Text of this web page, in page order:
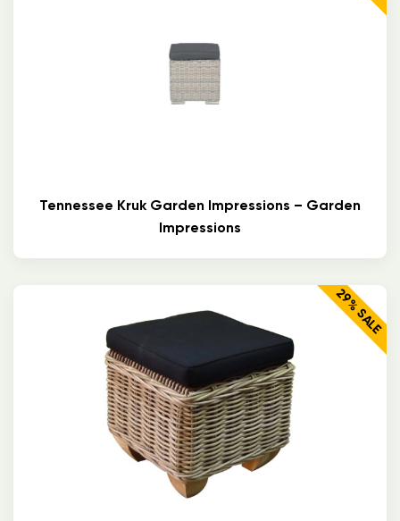
Tennessee Kruk Garden Impressions – Garden
Impressions
29% SALE